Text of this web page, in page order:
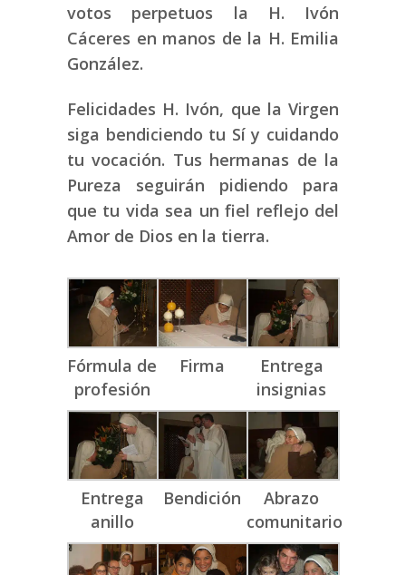
votos perpetuos la H. Ivón
Cáceres en manos de la H. Emilia
González.
Felicidades H. Ivón, que la Virgen
siga bendiciendo tu Sí y cuidando
tu vocación. Tus hermanas de la
Pureza seguirán pidiendo para
que tu vida sea un fiel reflejo del
Amor de Dios en la tierra.
Fórmula de
profesión
Firma
Entrega
insignias
Entrega
anillo
Bendición
Abrazo
comunitario